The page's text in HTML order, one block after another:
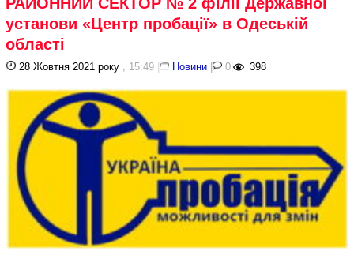
установи «Центр пробації» в Одеській
області
28 Жовтня 2021 року , 15:49 | Новини | 0| 398